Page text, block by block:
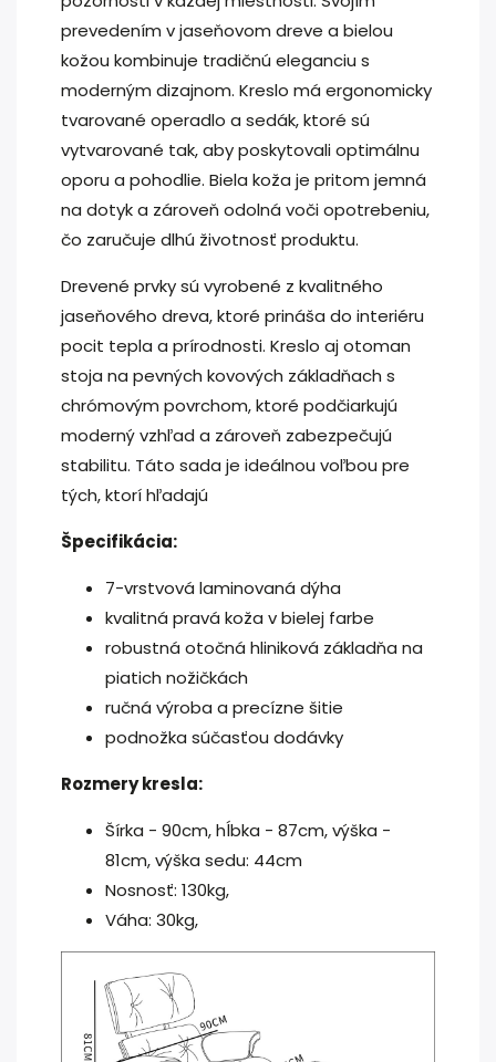
prevedením v jaseňovom dreve a bielou
kožou kombinuje tradičnú eleganciu s
moderným dizajnom. Kreslo má ergonomicky
tvarované operadlo a sedák, ktoré sú
vytvarované tak, aby poskytovali optimálnu
oporu a pohodlie. Biela koža je pritom jemná
na dotyk a zároveň odolná voči opotrebeniu,
čo zaručuje dlhú životnosť produktu.
Drevené prvky sú vyrobené z kvalitného
jaseňového dreva, ktoré prináša do interiéru
pocit tepla a prírodnosti. Kreslo aj otoman
stoja na pevných kovových základňach s
chrómovým povrchom, ktoré podčiarkujú
moderný vzhľad a zároveň zabezpečujú
stabilitu. Táto sada je ideálnou voľbou pre
tých, ktorí hľadajú
Špecifikácia:
7-vrstvová laminovaná dýha
kvalitná pravá koža v bielej farbe
robustná otočná hliniková základňa na
piatich nožičkách
ručná výroba a precízne šitie
podnožka súčasťou dodávky
Rozmery kresla:
Šírka - 90cm, hĺbka - 87cm, výška -
81cm, výška sedu: 44cm
Nosnosť: 130kg,
Váha: 30kg,